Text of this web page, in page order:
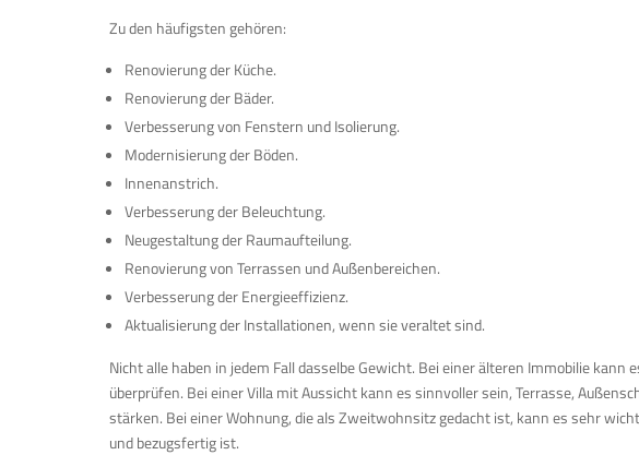
Zu den häufigsten gehören:
Renovierung der Küche.
Renovierung der Bäder.
Verbesserung von Fenstern und Isolierung.
Modernisierung der Böden.
Innenanstrich.
Verbesserung der Beleuchtung.
Neugestaltung der Raumaufteilung.
Renovierung von Terrassen und Außenbereichen.
Verbesserung der Energieeffizienz.
Aktualisierung der Installationen, wenn sie veraltet sind.
Nicht alle haben in jedem Fall dasselbe Gewicht. Bei einer älteren Immobilie kann
überprüfen. Bei einer Villa mit Aussicht kann es sinnvoller sein, Terrasse,
stärken. Bei einer Wohnung, die als Zweitwohnsitz gedacht ist, kann es sehr
und bezugsfertig ist.